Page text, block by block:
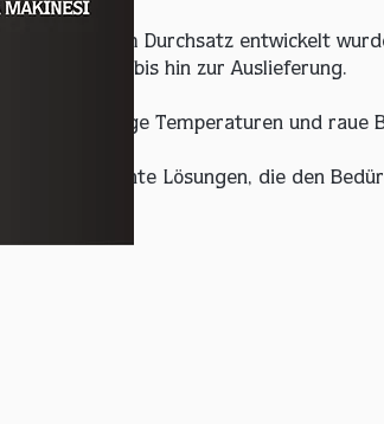
mit hohem Durchsatz entwickelt
Verpackung bis hin zur Auslieferung.
niedrige Temperaturen und raue
hergestellt.
und effiziente Lösungen, die den